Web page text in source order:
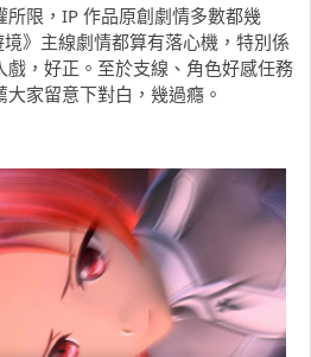
限，IP 作品原創劇情多數都幾
境》主線劇情都算有落心機，特別係
，好正。至於支線、角色好感任務
家留意下對白，幾過癮。